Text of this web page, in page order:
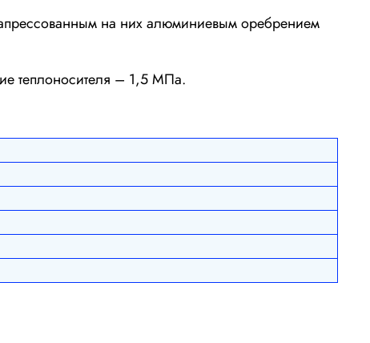
на них алюминиевым оребрением
теплоносителя – 1,5 МПа.